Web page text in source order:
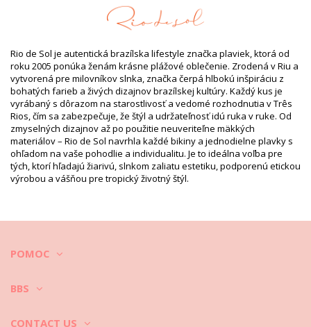
Zloženie: 85% Polyamide, 15% Elastane
Podšívka: 100% Polyamide
Oddelenie: Žena, Vrchný diel plaviek
Balík obsahuje: 1 x Vrchný diel plaviek (Neobsahuje ďalšie
doplnky)
HS CODE: 6112.41.0010
SKU: 1981095300
EAN: XS (7899810041128), S (7899810041135), M (7899810041142),
L (7899810041159), XL (7899810041166)
Odkaz na potlač: RDS 2016 CORUJAS
Váha: 55g / 0.12lb / 1.94oz
Potlač nie je presná a môže sa líšiť podľa strihu
Retušované fotky
starostlivosti
Corujas
ak si chcete bikiny užiť viac ako jedno leto, ale čo spraviť, aby vám
Rio de Sol je autentická brazílska lifestyle značka plaviek, ktorá od
roku 2005 ponúka ženám krásne plážové oblečenie. Zrodená v Riu a
vytvorená pre milovníkov slnka, značka čerpá hlbokú inšpiráciu z
bohatých farieb a živých dizajnov brazílskej kultúry. Každý kus je
vyrábaný s dôrazom na starostlivosť a vedomé rozhodnutia v Três
Rios, čím sa zabezpečuje, že štýl a udržateľnosť idú ruka v ruke. Od
zmyselných dizajnov až po použitie neuveriteľne mäkkých
materiálov – Rio de Sol navrhla každé bikiny a jednodielne plavky s
ohľadom na vaše pohodlie a individualitu. Je to ideálna voľba pre
tých, ktorí hľadajú žiarivú, slnkom zaliatu estetiku, podporenú etickou
výrobou a vášňou pre tropický životný štýl.
POMOC
BBS
CONTACT US